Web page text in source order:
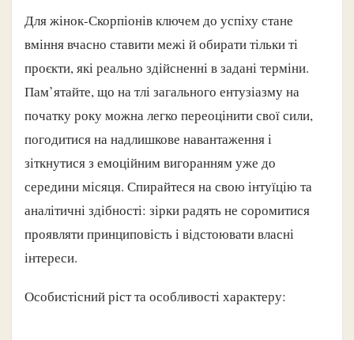
Для жінок-Скорпіонів ключем до успіху стане
вміння вчасно ставити межі й обирати тільки ті
проєкти, які реально здійсненні в задані терміни.
Пам’ятайте, що на тлі загального ентузіазму на
початку року можна легко переоцінити свої сили,
погодитися на надлишкове навантаження і
зіткнутися з емоційним вигоранням уже до
середини місяця. Спирайтеся на свою інтуїцію та
аналітичні здібності: зірки радять не соромитися
проявляти принциповість і відстоювати власні
інтереси.
Особистісний ріст та особливості характеру: